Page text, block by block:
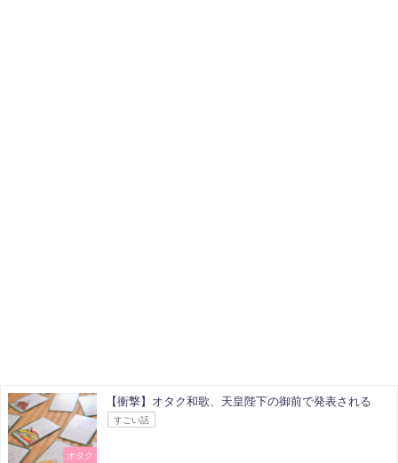
オタク
【衝撃】オタク和歌、天皇陛下の御前で発表される
すごい話